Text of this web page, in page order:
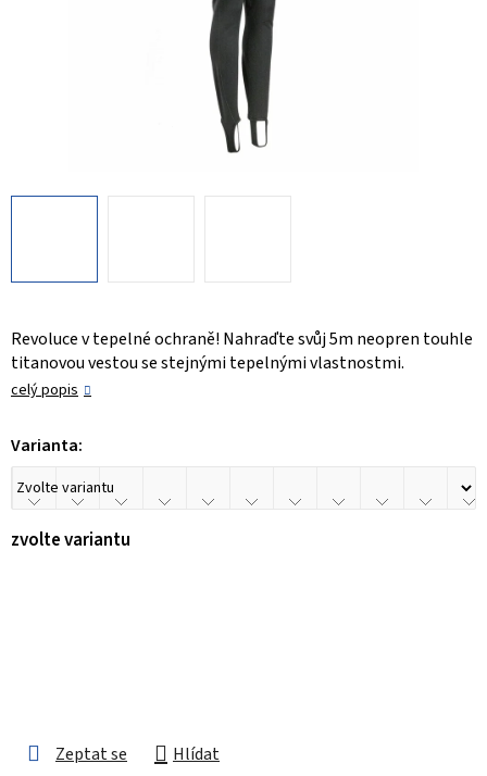
Revoluce v tepelné ochraně! Nahraďte svůj 5m neopren touhle
titanovou vestou se stejnými tepelnými vlastnostmi.
celý popis
Varianta:
zvolte variantu
Zeptat se Hlídat